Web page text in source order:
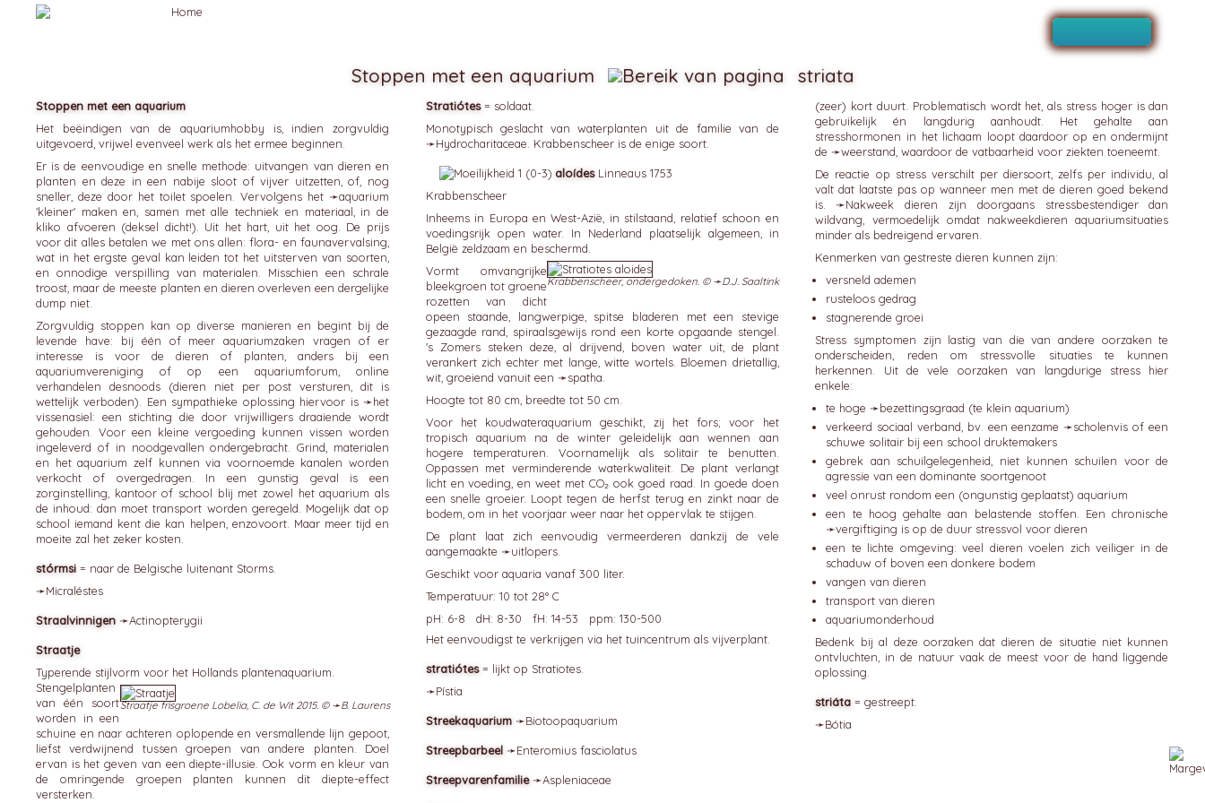
Stoppen met een aquarium striata
Stoppen met een aquarium
Het beëindigen van de aquariumhobby is, indien zorgvuldig
uitgevoerd, vrijwel evenveel werk als het ermee beginnen.
Er is de eenvoudige en snelle methode: uitvangen van dieren en
planten en deze in een nabije sloot of vijver uitzetten, of, nog
sneller, deze door het toilet spoelen. Vervolgens het ➛aquarium
'kleiner' maken en, samen met alle techniek en materiaal, in de
kliko afvoeren (deksel dicht!). Uit het hart, uit het oog. De prijs
voor dit alles betalen we met ons allen: flora- en faunavervalsing,
wat in het ergste geval kan leiden tot het uitsterven van soorten,
en onnodige verspilling van materialen. Misschien een schrale
troost, maar de meeste planten en dieren overleven een dergelijke
dump niet.
Zorgvuldig stoppen kan op diverse manieren en begint bij de
levende have: bij één of meer aquariumzaken vragen of er
interesse is voor de dieren of planten, anders bij een
aquariumvereniging of op een aquariumforum, online
verhandelen desnoods (dieren niet per post versturen, dit is
wettelijk verboden). Een sympathieke oplossing hiervoor is ➛het
vissenasiel: een stichting die door vrijwilligers draaiende wordt
gehouden. Voor een kleine vergoeding kunnen vissen worden
ingeleverd of in noodgevallen ondergebracht. Grind, materialen
en het aquarium zelf kunnen via voornoemde kanalen worden
verkocht of overgedragen. In een gunstig geval is een
zorginstelling, kantoor of school blij met zowel het aquarium als
de inhoud: dan moet transport worden geregeld. Mogelijk dat op
school iemand kent die kan helpen, enzovoort. Maar meer tijd en
moeite zal het zeker kosten.
stórmsi = naar de Belgische luitenant Storms.
➛Micraléstes
Straalvinnigen ➛Actinopterygii
Straatje
Typerende stijlvorm voor het Hollands plantenaquarium.
Straatje frisgroene Lobelia, C. de Wit 2015. © ➛B. Laurens
Stengelplanten
van één soort
worden in een
schuine en naar achteren oplopende en versmallende lijn gepoot,
liefst verdwijnend tussen groepen van andere planten. Doel
ervan is het geven van een diepte-illusie. Ook vorm en kleur van
de omringende groepen planten kunnen dit diepte-effect
versterken.
Stratiótes = soldaat.
Monotypisch geslacht van waterplanten uit de familie van de
➛Hydrocharitaceae . Krabbenscheer is de enige soort.
aloídesLinneaus 1753
Krabbenscheer
Inheems in Europa en West-Azië, in stilstaand, relatief schoon en
voedingsrijk open water. In Nederland plaatselijk algemeen, in
België zeldzaam en beschermd.
Krabbenscheer, ondergedoken. © ➛D.J. Saaltink
Vormt omvangrijke
bleekgroen tot groene
rozetten van dicht
opeen staande, langwerpige, spitse bladeren met een stevige
gezaagde rand, spiraalsgewijs rond een korte opgaande stengel.
's Zomers steken deze, al drijvend, boven water uit, de plant
verankert zich echter met lange, witte wortels. Bloemen drietallig,
wit, groeiend vanuit een ➛spatha
Hoogte tot 80 cm, breedte tot 50 cm.
Voor het koudwateraquarium geschikt, zij het fors; voor het
tropisch aquarium na de winter geleidelijk aan wennen aan
hogere temperaturen. Voornamelijk als solitair te benutten.
Oppassen met verminderende waterkwaliteit. De plant verlangt
licht en voeding, en weet met CO₂ ook goed raad. In goede doen
een snelle groeier. Loopt tegen de herfst terug en zinkt naar de
bodem, om in het voorjaar weer naar het oppervlak te stijgen.
De plant laat zich eenvoudig vermeerderen dankzij de vele
aangemaakte ➛uitlopers.
Geschikt voor aquaria vanaf 300 liter.
Temperatuur: 10 tot 28° C
pH: 6-8 dH: 8-30 fH: 14-53 ppm: 130-500
Het eenvoudigst te verkrijgen via het tuincentrum als vijverplant.
stratiótes = lijkt op Stratiotes.
➛Pístia
Streekaquarium➛Biotoopaquarium
Streepbarbeel➛Enteromiusfasciolatus
Streepvarenfamilie➛Aspleniaceae
(zeer) kort duurt. Problematisch wordt het, als stress hoger is dan
gebruikelijk én langdurig aanhoudt. Het gehalte aan
stresshormonen in het lichaam loopt daardoor op en ondermijnt
de ➛weerstand , waardoor de vatbaarheid voor ziekten toeneemt.
De reactie op stress verschilt per diersoort, zelfs per individu, al
valt dat laatste pas op wanneer men met de dieren goed bekend
is. ➛Nakweek dieren zijn doorgaans stressbestendiger dan
wildvang, vermoedelijk omdat nakweekdieren aquariumsituaties
minder als bedreigend ervaren.
Kenmerken van gestreste dieren kunnen zijn:
versneld ademen
rusteloos gedrag
stagnerende groei
Stress symptomen zijn lastig van die van andere oorzaken te
onderscheiden, reden om stressvolle situaties te kunnen
herkennen. Uit de vele oorzaken van langdurige stress hier
enkele:
te hoge ➛bezettingsgraad (te klein aquarium)
verkeerd sociaal verband, bv. een eenzame ➛scholenvis of een
schuwe solitair bij een school druktemakers
gebrek aan schuilgelegenheid, niet kunnen schuilen voor de
agressie van een dominante soortgenoot
veel onrust rondom een (ongunstig geplaatst) aquarium
een te hoog gehalte aan belastende stoffen. Een chronische
➛vergiftiging is op de duur stressvol voor dieren
een te lichte omgeving: veel dieren voelen zich veiliger in de
schaduw of boven een donkere bodem
vangen van dieren
transport van dieren
aquariumonderhoud
Bedenk bij al deze oorzaken dat dieren de situatie niet kunnen
ontvluchten, in de natuur vaak de meest voor de hand liggende
oplossing.
striáta = gestreept.
➛Bótia